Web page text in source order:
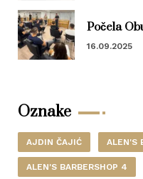
Počela
16.09.2025
Oznake
AJDIN ČAJIĆ ALEN'S
ALEN'S BARBERSHOP 4